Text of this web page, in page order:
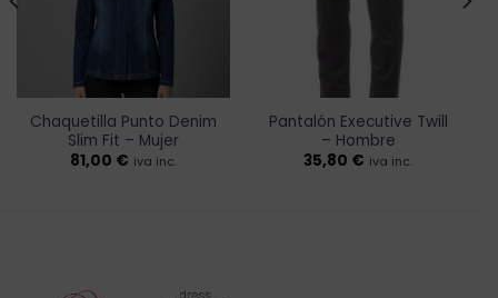
Chaquetilla Punto Denim
Slim Fit – Mujer
81,00 € iva inc.
Pantalón Executive Twill
– Hombre
35,80 € iva inc.